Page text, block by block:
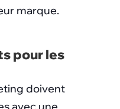
marque.
pour les
doivent